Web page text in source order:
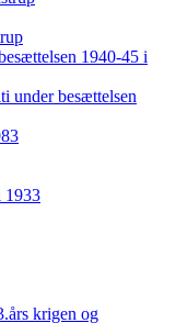
1940-45 i
under besættelsen
1933
krigen og